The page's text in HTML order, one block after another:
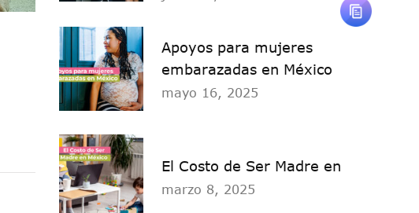
Apoyos para mujeres
embarazadas en México
mayo 16, 2025
El Costo de Ser Madre en
marzo 8, 2025